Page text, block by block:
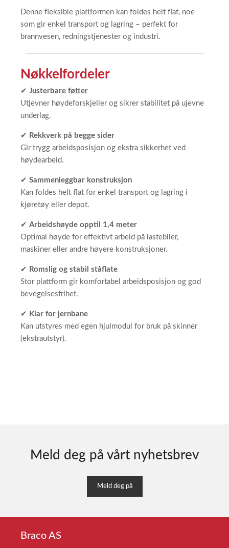
Denne fleksible plattformen kan foldes helt flat, noe
som gir enkel transport og lagring – perfekt for
brannvesen, redningstjenester og industri.
Nøkkelfordeler
✔ Justerbare føtter
Utjevner høydeforskjeller og sikrer stabilitet på ujevne
underlag.
✔ Rekkverk på begge sider
Gir trygg arbeidsposisjon og ekstra sikkerhet ved
høydearbeid.
✔ Sammenleggbar konstruksjon
Kan foldes helt flat for enkel transport og lagring i
kjøretøy eller depot.
✔ Arbeidshøyde opptil 1,4 meter
Optimal høyde for effektivt arbeid på lastebiler,
maskiner eller andre høyere konstruksjoner.
✔ Romslig og stabil ståflate
Stor plattform gir komfortabel arbeidsposisjon og god
bevegelsesfrihet.
✔ Klar for jernbane
Kan utstyres med egen hjulmodul for bruk på skinner
(ekstrautstyr).
Meld deg på vårt nyhetsbrev
Meld deg på
Braco AS